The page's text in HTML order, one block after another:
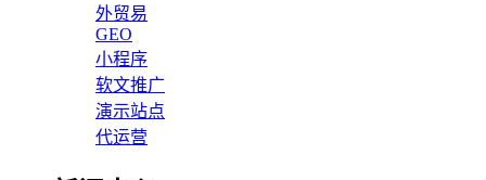
外贸易
GEO
小程序
软文推广
演示站点
代运营